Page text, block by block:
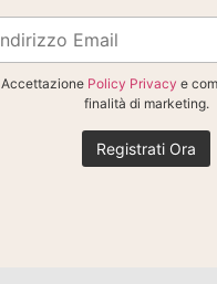
Accettazione Policy Privacy e
finalità di marketing.